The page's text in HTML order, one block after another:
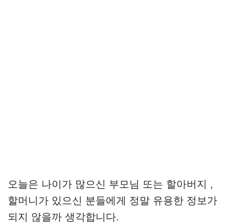
오늘은 나이가 많으신 부모님 또는 할아버지 ,
할머니가 있으신 분들에게 정말 유용한 정보가
되지 않을까 생각합니다.